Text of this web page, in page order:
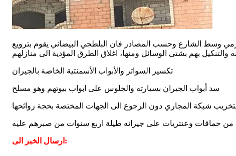
الشارع وحسب المصادر فان البلطجي البيضاني يقوم بترويع
والتنكيل بهم بشتى الوسائل ومنها، اغلاق الطرق المؤدية الى منازلهم
تكسير السواتر والأبواب الأسمنتية الخاصة بالجيران
سد أبواب الجيران بسيارته والجلوس على ابواب بيوتهم وهو مسلح
شبكة المجاري دون الرجوع الى الجهات المختصة بحجة روائحها
من حماقات وعنتريات على جيرانه طيلة اربع سنوات من صبرهم عليه
ارسال الخبر الى: